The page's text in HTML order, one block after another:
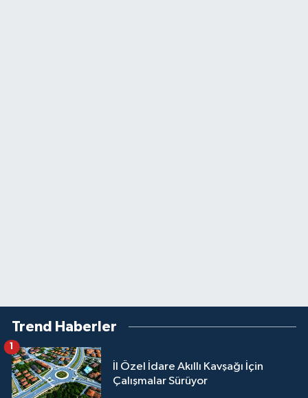
Trend Haberler
İl Özel İdare Akıllı Kavşağı İçin
Çalışmalar Sürüyor
1